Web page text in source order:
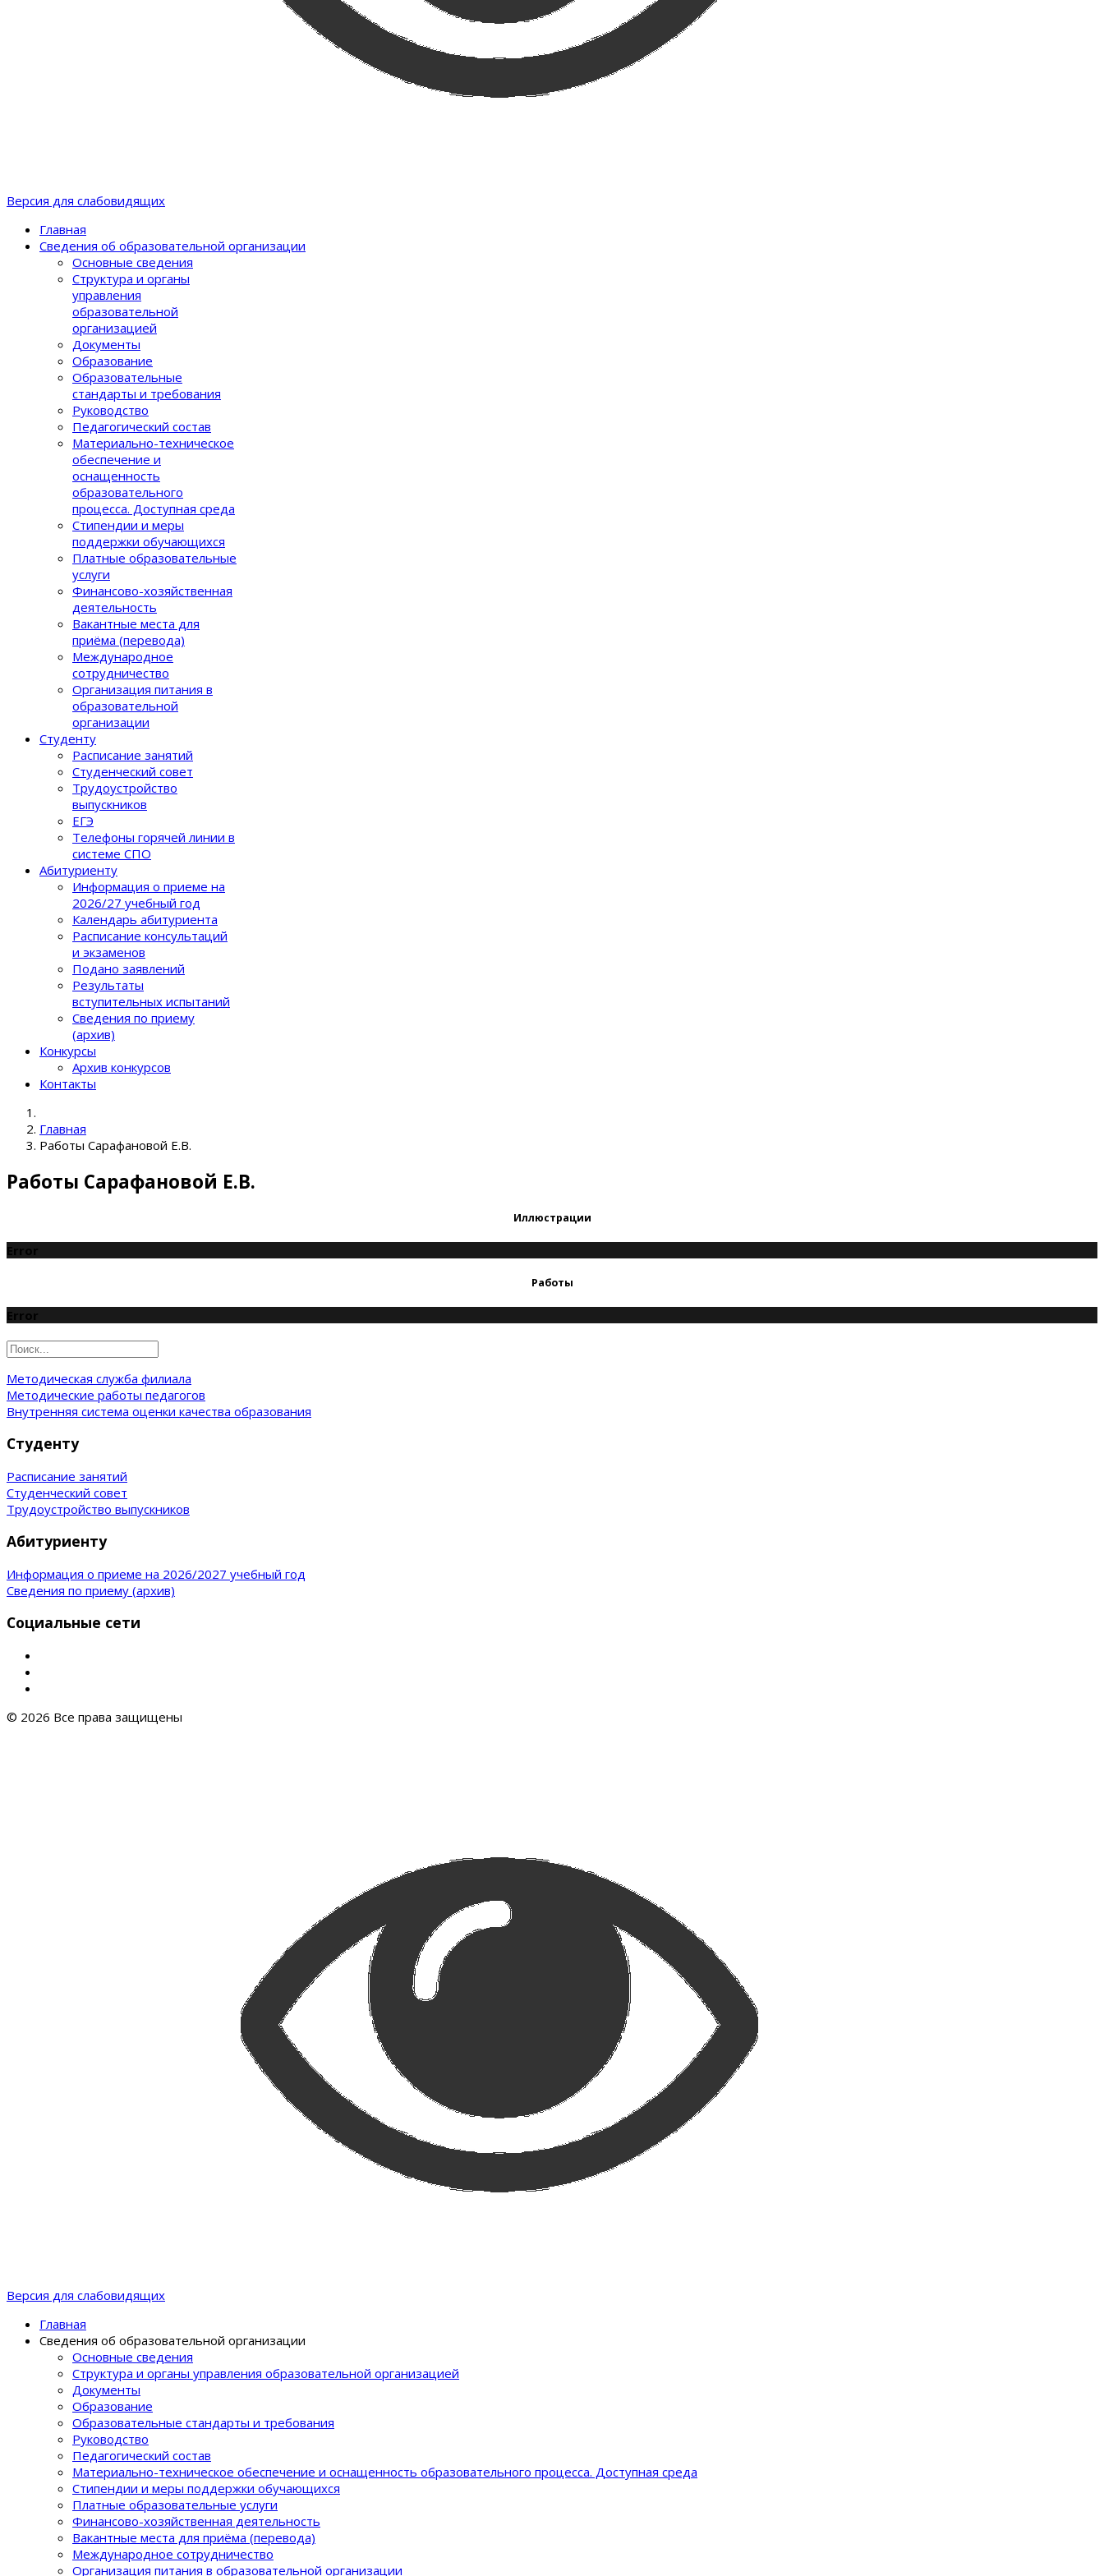
Версия для слабовидящих
Главная
Сведения об образовательной организации
Основные сведения
Структура и органы
управления
образовательной
организацией
Документы
Образование
Образовательные
стандарты и требования
Руководство
Педагогический состав
Материально-техническое
обеспечение и
оснащенность
образовательного
процеcса. Доступная среда
Стипендии и меры
поддержки обучающихся
Платные образовательные
услуги
Финансово-хозяйственная
деятельность
Вакантные места для
приёма (перевода)
Международное
сотрудничество
Организация питания в
образовательной
организации
Студенту
Расписание занятий
Студенческий совет
Трудоустройство
выпускников
ЕГЭ
Телефоны горячей линии в
системе СПО
Абитуриенту
Информация о приеме на
2026/27 учебный год
Календарь абитуриента
Расписание консультаций
и экзаменов
Подано заявлений
Результаты
вступительных испытаний
Сведения по приему
(архив)
Конкурсы
Архив конкурсов
Контакты
Главная
Работы Сарафановой Е.В.
Работы Сарафановой Е.В.
Иллюстрации
Error
Работы
Error
Методическая служба филиала
Методические работы педагогов
Внутренняя система оценки качества образования
Студенту
Расписание занятий
Студенческий совет
Трудоустройство выпускников
Абитуриенту
Информация о приеме на 2026/2027 учебный год
Сведения по приему (архив)
Социальные сети
© 2026 Все права защищены
Версия для слабовидящих
Главная
Сведения об образовательной организации
Основные сведения
Структура и органы управления образовательной организацией
Документы
Образование
Образовательные стандарты и требования
Руководство
Педагогический состав
Материально-техническое обеспечение и оснащенность образовательного процеcса. Доступная среда
Стипендии и меры поддержки обучающихся
Платные образовательные услуги
Финансово-хозяйственная деятельность
Вакантные места для приёма (перевода)
Международное сотрудничество
Организация питания в образовательной организации